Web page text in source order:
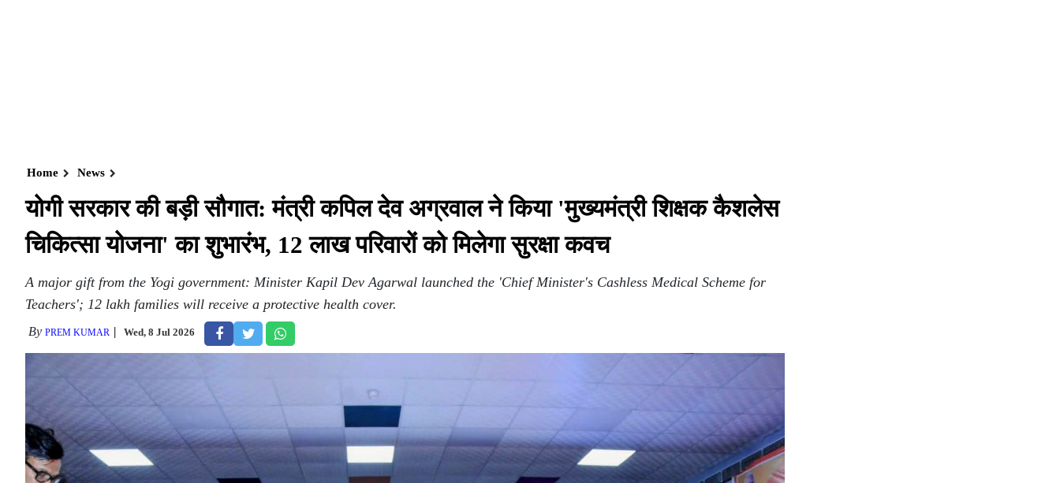
Home News
योगी सरकार की बड़ी सौगात: मंत्री कपिल देव अग्रवाल ने किया 'मुख्यमंत्री शिक्षक कैशलेस
चिकित्सा योजना' का शुभारंभ, 12 लाख परिवारों को मिलेगा सुरक्षा कवच
A major gift from the Yogi government: Minister Kapil Dev Agarwal launched the 'Chief Minister's Cashless Medical Scheme for
Teachers'; 12 lakh families will receive a protective health cover.
By PREM KUMAR Wed, 8 Jul 2026